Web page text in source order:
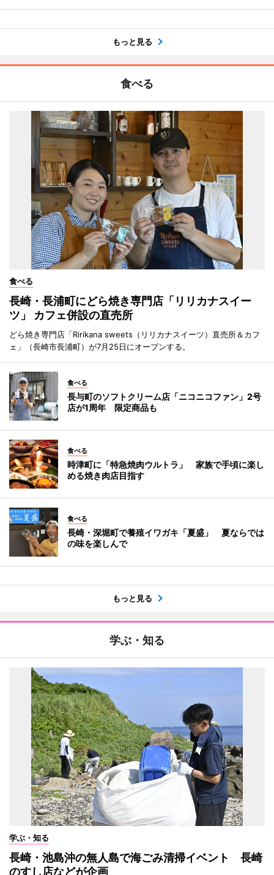
もっと見る
食べる
食べる
長崎・長浦町にどら焼き専門店「リリカナスイー
ツ」 カフェ併設の直売所
どら焼き専門店「Ririkana sweets（リリカナスイーツ）直売所＆カフ
ェ」（長崎市長浦町）が7月25日にオープンする。
食べる
長与町のソフトクリーム店「ニコニコファン」2号
店が1周年 限定商品も
食べる
時津町に「特急焼肉ウルトラ」 家族で手頃に楽し
める焼き肉店目指す
食べる
長崎・深堀町で養殖イワガキ「夏盛」 夏ならでは
の味を楽しんで
もっと見る
学ぶ・知る
学ぶ・知る
長崎・池島沖の無人島で海ごみ清掃イベント 長崎
のすし店などが企画